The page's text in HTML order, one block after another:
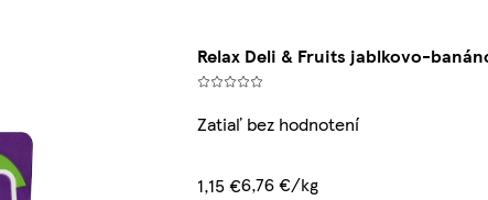
Relax Deli & Fruits jablkovo-
Zatiaľ bez hodnotení
1,15 €6,76 €/kg